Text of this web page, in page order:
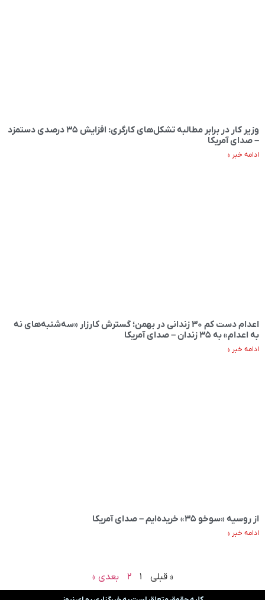
وزیر کار در برابر مطالبه تشکل‌های کارگری: افزایش ۳۵ درصدی دستمزد
– صدای آمریکا
ادامه خبر »
اعدام دست کم ۳۰ زندانی در بهمن؛ گسترش کارزار «سه‌شنبه‌های نه
به اعدام» به ۳۵ زندان – صدای آمریکا
ادامه خبر »
از روسیه «سوخو ۳۵» خریده‌ایم – صدای آمریکا
ادامه خبر »
« قبلی ۱ ۲ بعدی »